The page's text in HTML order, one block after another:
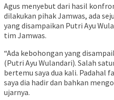
Agus menyebut dari hasil
dilakukan pihak Jamwas, ada
yang disampaikan Putri Ayu
tim Jamwas.
“Ada kebohongan yang
(Putri Ayu Wulandari). Salah
bertemu saya dua kali. Padahal
saya dia hadir dan bahkan
ujarnya.